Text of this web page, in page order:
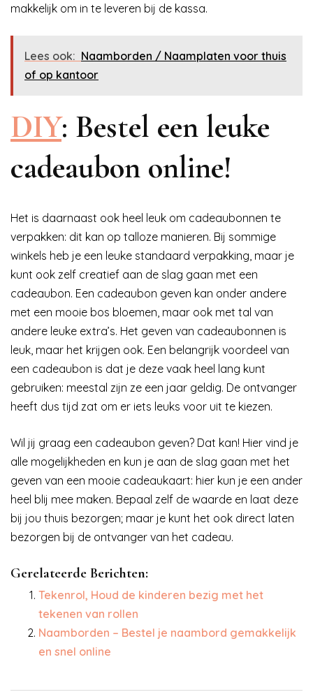
makkelijk om in te leveren bij de kassa.
Lees ook: Naamborden / Naamplaten voor thuis
of op kantoor
DIY: Bestel een leuke
cadeaubon online!
Het is daarnaast ook heel leuk om cadeaubonnen te
verpakken: dit kan op talloze manieren. Bij sommige
winkels heb je een leuke standaard verpakking, maar je
kunt ook zelf creatief aan de slag gaan met een
cadeaubon. Een cadeaubon geven kan onder andere
met een mooie bos bloemen, maar ook met tal van
andere leuke extra’s. Het geven van cadeaubonnen is
leuk, maar het krijgen ook. Een belangrijk voordeel van
een cadeaubon is dat je deze vaak heel lang kunt
gebruiken: meestal zijn ze een jaar geldig. De ontvanger
heeft dus tijd zat om er iets leuks voor uit te kiezen.
Wil jij graag een cadeaubon geven? Dat kan! Hier vind je
alle mogelijkheden en kun je aan de slag gaan met het
geven van een mooie cadeaukaart: hier kun je een ander
heel blij mee maken. Bepaal zelf de waarde en laat deze
bij jou thuis bezorgen; maar je kunt het ook direct laten
bezorgen bij de ontvanger van het cadeau.
Gerelateerde Berichten:
Tekenrol, Houd de kinderen bezig met het
tekenen van rollen
Naamborden – Bestel je naambord gemakkelijk
en snel online